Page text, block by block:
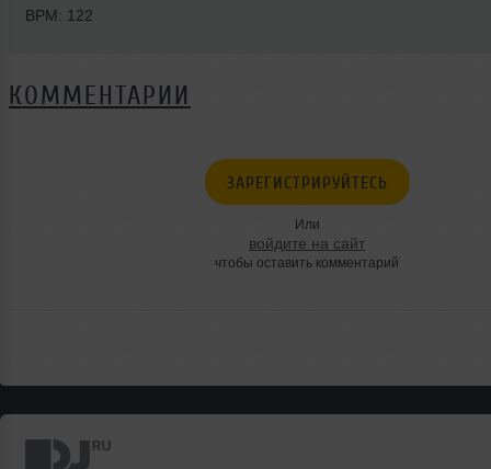
BPM: 122
КОММЕНТАРИИ
ЗАРЕГИСТРИРУЙТЕСЬ
Или
войдите на сайт
чтобы оставить комментарий